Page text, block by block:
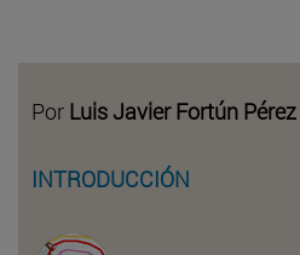
Por Luis Javier Fortún
INTRODUCCIÓN